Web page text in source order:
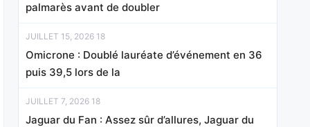
palmarès avant de doubler
JUILLET 15, 2026 18
Omicrone : Doublé lauréate d’événement en 36
puis 39,5 lors de la
JUILLET 7, 2026 18
Jaguar du Fan : Assez sûr d’allures, Jaguar du